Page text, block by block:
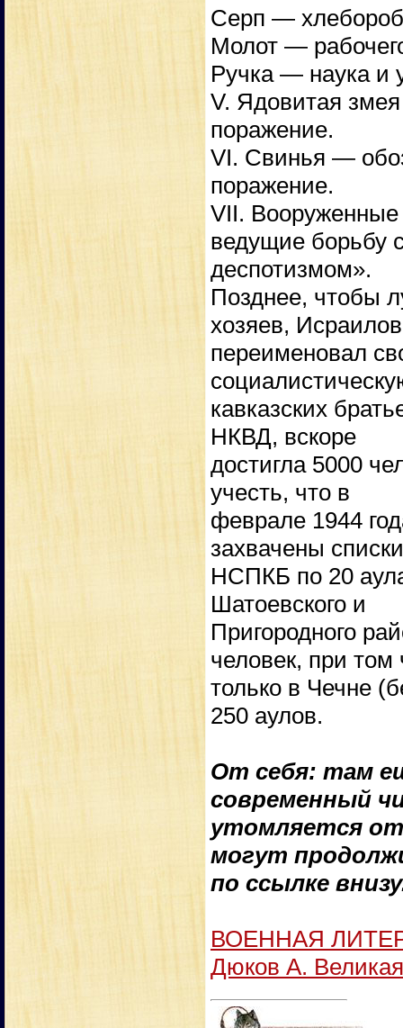
Серп —
Молот —
Ручка — наука и
V. Ядовитая
поражение.
VI. Свинья —
поражение.
VII.
ведущие борьбу
деспотизмом».
Позднее, чтобы
хозяев, Исраилов
переименовал
кавказских
НКВД, вскоре
достигла 5000
учесть, что в
феврале 1944
захвачены
НСПКБ по 20
Шатоевского и
Пригородного
человек, при том
только в Чечне
250 аулов.
От себя: там
современный
утомляется
могут
по ссылке
ВОЕННАЯ
Дюков А.